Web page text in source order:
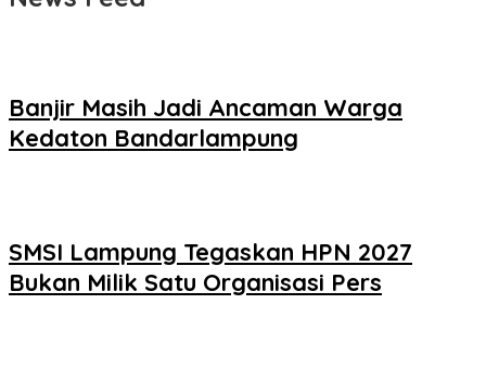
Banjir Masih Jadi Ancaman Warga
Kedaton Bandarlampung
SMSI Lampung Tegaskan HPN 2027
Bukan Milik Satu Organisasi Pers